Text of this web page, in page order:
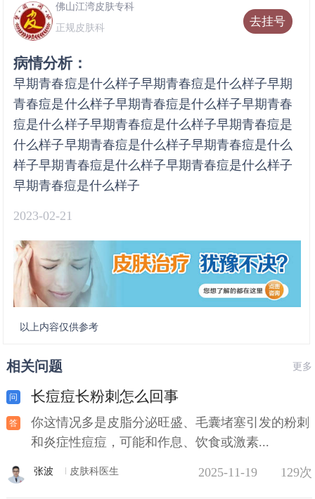
去挂号
佛山江湾皮肤专科
正规皮肤科
病情分析：
早期青春痘是什么样子早期青春痘是什么样子早期
青春痘是什么样子早期青春痘是什么样子早期青春
痘是什么样子早期青春痘是什么样子早期青春痘是
什么样子早期青春痘是什么样子早期青春痘是什么
样子早期青春痘是什么样子早期青春痘是什么样子
早期青春痘是什么样子
2023-02-21
以上内容仅供参考
相关问题 更多
长痘痘长粉刺怎么回事
你这情况多是皮脂分泌旺盛、毛囊堵塞引发的粉刺
和炎症性痘痘，可能和作息、饮食或激素...
张波 皮肤科医生 2025-11-19 129次